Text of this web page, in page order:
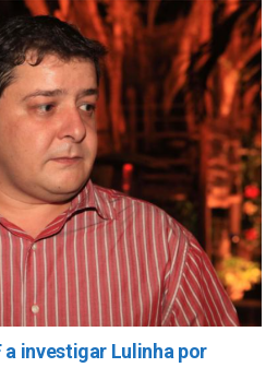
investigar Lulinha por